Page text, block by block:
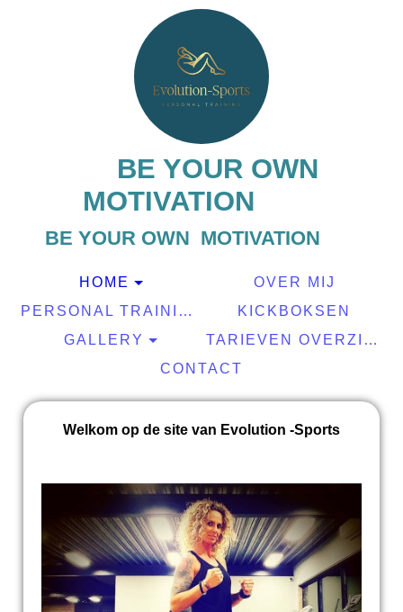
BE YOUR OWN
MOTIVATION
BE YOUR OWN MOTIVATION
HOME
OVER MIJ
PERSONAL TRAINING
KICKBOKSEN
GALLERY
TARIEVEN OVERZICHT
CONTACT
Welkom op de site van Evolution -Sports